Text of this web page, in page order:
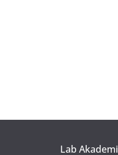
Lab Akademi